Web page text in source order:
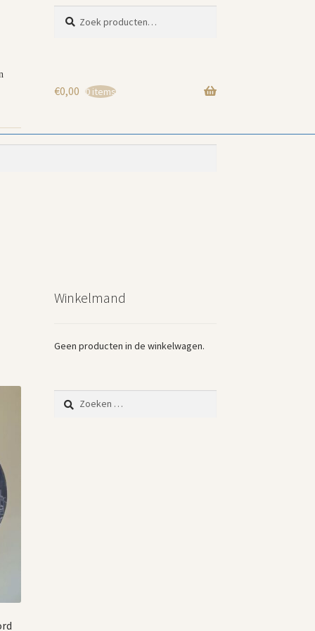
naar:
€0,00 0 items
Winkelmand
Geen producten in de winkelwagen.
Zoeken
naar: